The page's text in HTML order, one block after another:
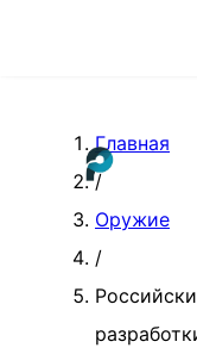
Главная
/
Оружие
/